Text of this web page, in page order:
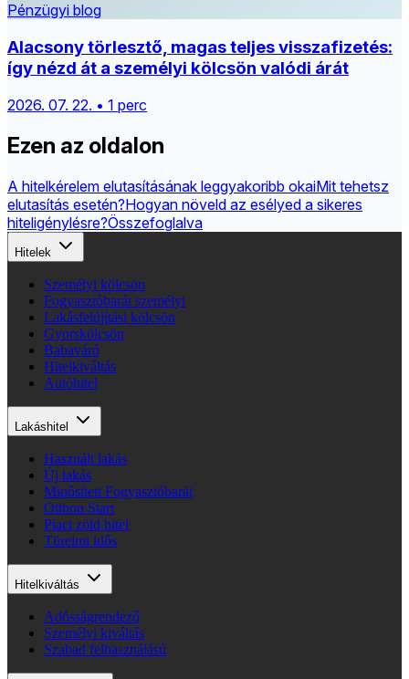
Pénzügyi blog
Alacsony törlesztő, magas teljes visszafizetés:
így nézd át a személyi kölcsön valódi árát
2026. 07. 22. • 1 perc
Ezen az oldalon
A hitelkérelem elutasításának leggyakoribb okaiMit tehetsz
elutasítás esetén?Hogyan növeld az esélyed a sikeres
hiteligénylésre?Összefoglalva
Hitelek
Személyi kölcsön
Fogyasztóbarát személyi
Lakásfelújítási kölcsön
Gyorskölcsön
Babaváró
Hitelkiváltás
Autóhitel
Lakáshitel
Használt lakás
Új lakás
Minősített Fogyasztóbarát
Otthon Start
Piaci zöld hitel
Türelmi idős
Hitelkiváltás
Adósságrendező
Személyi kiváltás
Szabad felhasználású